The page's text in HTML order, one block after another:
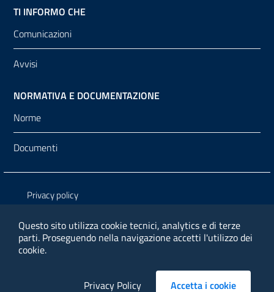
Questo sito utilizza cookie tecnici, analytics e di terze
parti. Proseguendo nella navigazione accetti l'utilizzo dei
cookie.
Privacy Policy Accetta i cookie
TI INFORMO CHE
Comunicazioni
Avvisi
NORMATIVA E DOCUMENTAZIONE
Norme
Documenti
Privacy policy
Note legali
Media policy